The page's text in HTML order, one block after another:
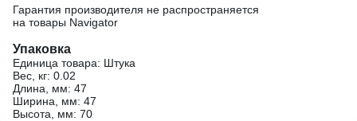
Гарантия производителя не распространяется
на товары Navigator
Упаковка
Единица товара: Штука
Вес, кг: 0.02
Длина, мм: 47
Ширина, мм: 47
Высота, мм: 70